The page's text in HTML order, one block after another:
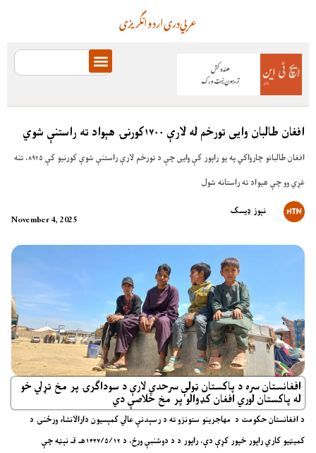
انگریزیاردودریعربي
افغان طالبان وایی تورخم له لارې ۱۷۰۰کورنۍ هېواد ته راستنې شوي
افغان طالبانو چارواکي په یو راپور کې وایی چې د تورخم لارې راستنې شوې کورنیو کې ۸۹۲۵، تنه
غړي وو چې هیواد ته راستانه شول
November 4, 2025
نېوز ډیسک
افغانستان سره د پاکستان ټولې سرحدي لارې د سوداګرۍ پر مخ تړلي خو
له پاکستان لوري افغان کډوالو پر مخ خلاصې دي
د افغانستان حکومت د مهاجرینو ستونزو ته د رسېدنې عالي کمېسیون دارالانشاء ورځنۍ د
کمیټیو کاري راپور خپور کړې دې، راپور د د دوشنبې ورځ، د ۱۴۴۷/۵/۱۲هـ قـ نېټه چې